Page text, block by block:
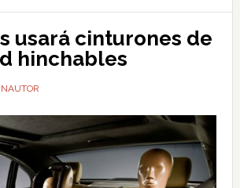
usará cinturones de
hinchables